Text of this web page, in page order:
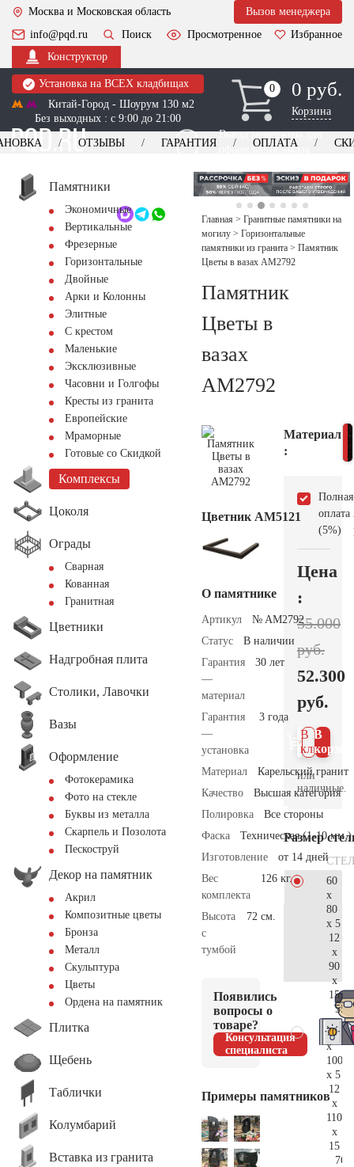
Москва и Московская область
Вызов менеджера
info@pqd.ru
Поиск Просмотренное
Избранное
Конструктор
Установка на ВСЕХ кладбищах
Китай-Город - Шоурум 130 м2
Без выходных : с 9:00 до 21:00
0
0 0 руб.
Корзина
Выезд менеджера для
оформления заказа
+7 (495) 518-44-23
Обратный звонок
ОТЗЫВЫ ГАРАНТИЯ ОПЛАТА
Памятники
Экономичные
Вертикальные
Фрезерные
Горизонтальные
Двойные
Арки и Колонны
Элитные
С крестом
Маленькие
Эксклюзивные
Часовни и Голгофы
Кресты из гранита
Европейские
Мраморные
Готовые со Скидкой
Комплексы
Цоколя
Ограды
Сварная
Кованная
Гранитная
Цветники
Надгробная плита
Столики, Лавочки
Вазы
Оформление
Фотокерамика
Фото на стекле
Буквы из металла
Скарпель и Позолота
Пескоструй
Декор на памятник
Акрил
Композитные цветы
Бронза
Металл
Скульптура
Цветы
Ордена на памятник
Плитка
Щебень
Таблички
Колумбарий
Вставка из гранита
Главная > Гранитные памятники на
могилу > Горизонтальные
памятники из гранита > Памятник
Цветы в вазах AM2792
Памятник
Цветы в
вазах
AM2792
Цветник АМ5121
О памятнике
Артикул
№ AM2792
Статус
В наличии
Гарантия
—
материал
30 лет
Гарантия
—
установка
3 года
Материал
Карельский гранит
Качество
Высшая категория
Полировка
Все стороны
Фаска
Техническая (1-10 мм.)
Изготовление
от 14 дней
Вес
комплекта
126 кг.
Высота
с
тумбой
72 см.
Появились
вопросы о
товаре?
Консультация
специалиста
Примеры памятников
Материал
:
Полная
оплата
(5%)
Цена
:
55.000
руб.
52.300
руб.
В
В 1
клик
или
наличные.
Размер
60
x
80
x 5
12
x
90
x
15
70
x
100
x 5
12
x
110
x
15